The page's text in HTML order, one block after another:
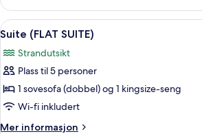
(PAD
SUITE)
Åpne
alle
bildene
av
Suite
(FLAT
SUITE)
Sengetøy
6
Suite (FLAT SUITE)
Strandutsikt
Plass til 5 personer
1 sovesofa (dobbel) og 1 kingsize-seng
Wi-fi inkludert
Mer informasjon
Mer